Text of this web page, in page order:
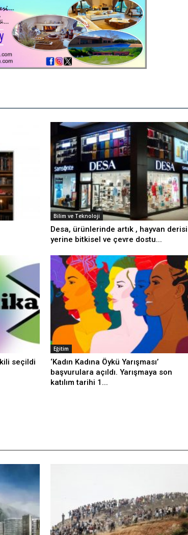
Bilim ve Teknoloji
Desa, ürünlerinde artık , hayvan derisi
yerine bitkisel ve çevre dostu...
seçildi
Eğitim
‘Kadın Kadına Öykü Yarışması’
başvurulara açıldı. Yarışmaya son
katılım tarihi 1...